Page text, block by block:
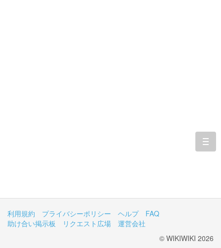
利用規約 プライバシーポリシー ヘルプ
FAQ
助け合い掲示板
リクエスト広場
運営会社
© WIKIWIKI 2026